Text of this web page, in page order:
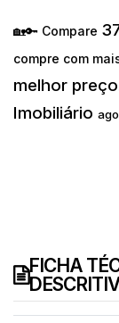
🏡🔑 Compare
compre com
melhor preço
Imobiliário
FICHA